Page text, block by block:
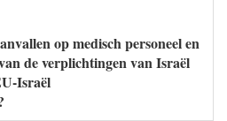
op medisch personeel en
de verplichtingen van Israël
Israël